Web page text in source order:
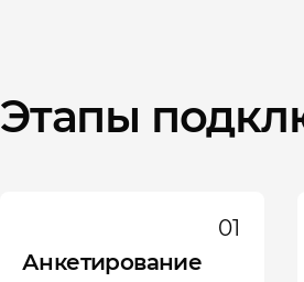
Этапы
01
Анкетирование